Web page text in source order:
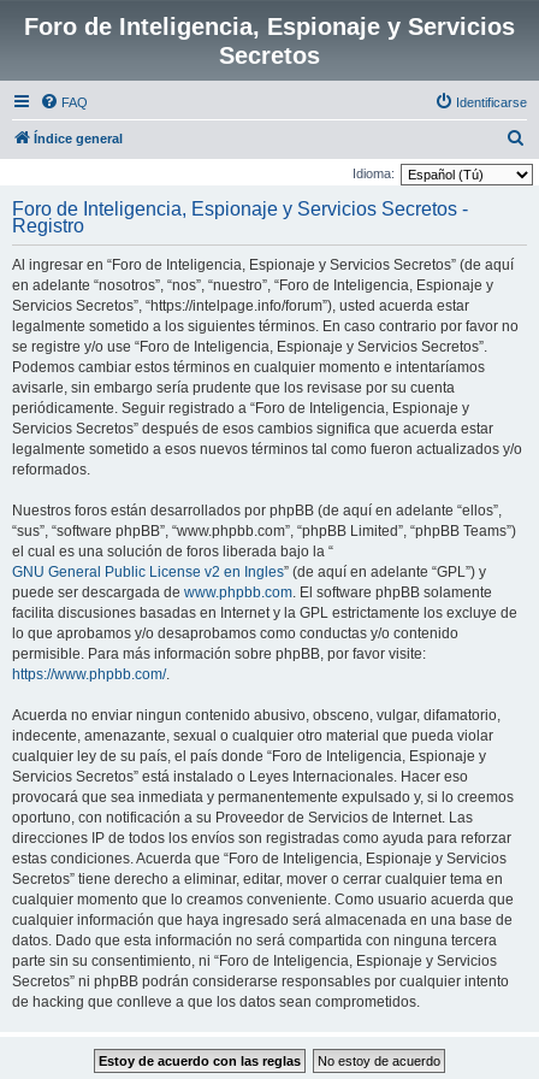
Foro de Inteligencia, Espionaje y Servicios
Secretos
FAQ Identificarse
Índice general
u
Idioma:
Foro de Inteligencia, Espionaje y Servicios Secretos -
Registro
Al ingresar en “Foro de Inteligencia, Espionaje y Servicios Secretos” (de aquí
en adelante “nosotros”, “nos”, “nuestro”, “Foro de Inteligencia, Espionaje y
Servicios Secretos”, “https://intelpage.info/forum”), usted acuerda estar
legalmente sometido a los siguientes términos. En caso contrario por favor no
se registre y/o use “Foro de Inteligencia, Espionaje y Servicios Secretos”.
Podemos cambiar estos términos en cualquier momento e intentaríamos
avisarle, sin embargo sería prudente que los revisase por su cuenta
periódicamente. Seguir registrado a “Foro de Inteligencia, Espionaje y
Servicios Secretos” después de esos cambios significa que acuerda estar
legalmente sometido a esos nuevos términos tal como fueron actualizados y/o
reformados.
Nuestros foros están desarrollados por phpBB (de aquí en adelante “ellos”,
“sus”, “software phpBB”, “www.phpbb.com”, “phpBB Limited”, “phpBB Teams”)
el cual es una solución de foros liberada bajo la “
GNU General Public License v2 en Ingles” (de aquí en adelante “GPL”) y
puede ser descargada de www.phpbb.com. El software phpBB solamente
facilita discusiones basadas en Internet y la GPL estrictamente los excluye de
lo que aprobamos y/o desaprobamos como conductas y/o contenido
permisible. Para más información sobre phpBB, por favor visite:
https://www.phpbb.com/.
Acuerda no enviar ningun contenido abusivo, obsceno, vulgar, difamatorio,
indecente, amenazante, sexual o cualquier otro material que pueda violar
cualquier ley de su país, el país donde “Foro de Inteligencia, Espionaje y
Servicios Secretos” está instalado o Leyes Internacionales. Hacer eso
provocará que sea inmediata y permanentemente expulsado y, si lo creemos
oportuno, con notificación a su Proveedor de Servicios de Internet. Las
direcciones IP de todos los envíos son registradas como ayuda para reforzar
estas condiciones. Acuerda que “Foro de Inteligencia, Espionaje y Servicios
Secretos” tiene derecho a eliminar, editar, mover o cerrar cualquier tema en
cualquier momento que lo creamos conveniente. Como usuario acuerda que
cualquier información que haya ingresado será almacenada en una base de
datos. Dado que esta información no será compartida con ninguna tercera
parte sin su consentimiento, ni “Foro de Inteligencia, Espionaje y Servicios
Secretos” ni phpBB podrán considerarse responsables por cualquier intento
de hacking que conlleve a que los datos sean comprometidos.